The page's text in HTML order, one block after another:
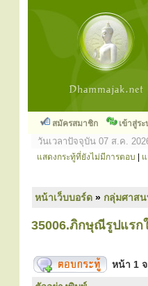
สมัครสมาชิก เข้าสู่ร
วันเวลาปัจจุบัน 07 ส.ค.
แสดงกระทู้ที่ยังไม่มีการตอบ
หน้าเว็บบอร์ด » กลุ่มศาส
35006.ภิกษุณีรูปแรก
หน้า 1